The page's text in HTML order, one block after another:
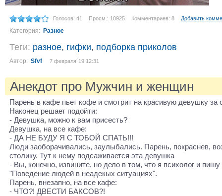
Голосов: 41 Просм.: 10925 Комментариев: 8 Добавить
Категория: Разное
Теги: разное, гифки, подборка приколов
Автор: Sfvf 7 февраля´19 12:31
Анекдот про Мужчин и женщин
Парень в кафе пьет кофе и смотрит на красивую девушку за
Наконец решает подойти:
- Девушка, можно к вам присесть?
Девушка, на все кафе:
- ДА НЕ БУДУ Я С ТОБОЙ СПАТЬ!!!
Люди заоборачивались, заулыбались. Парень, покраснев,
столику. Тут к нему подсаживается эта девушка
- Вы, конечно, извините, но дело в том, что я психолог и
"Поведение людей в неадекых ситуациях".
Парень, внезапно, на все кафе:
- ЧТО?! ДВЕСТИ БАКСОВ?!